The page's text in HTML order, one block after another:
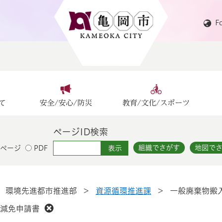
安全/安心/防災 教育/文化/スポーツ
ページ PDF
ページID検索
組織でさがす 地図で
環境先進都市推進部 > 資源循環推進課 > 一般廃棄物搬
免申請書